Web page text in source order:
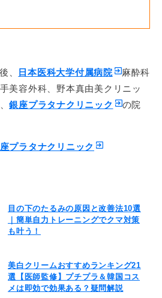
、 日本医科大学付属病院
麻酔科
美容外科、野本真由美クリニッ
銀座プラタナクリニック
の院
プラタナクリニック
目の下のたるみの原因と改善法10選
｜簡単自力トレーニングでクマ対策
も叶う！
美白クリームおすすめランキング21
選【医師監修】プチプラ＆韓国コス
メは即効で効果ある？疑問解説